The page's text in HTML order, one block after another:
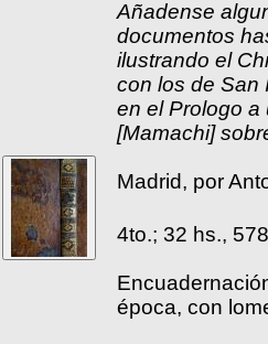
Añadense
documentos
ilustrando el
con los de San
en el Prologo a
[Mamachi]
Madrid, por
4to.; 32 hs.,
época, con